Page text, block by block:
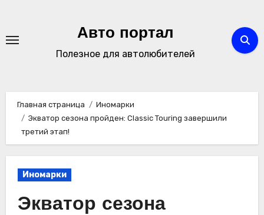
содержимому
Авто портал
Полезное для автолюбителей
Главная страница
Иномарки
Экватор сезона пройден: Classic Touring завершили
третий этап!
Иномарки
Экватор сезона